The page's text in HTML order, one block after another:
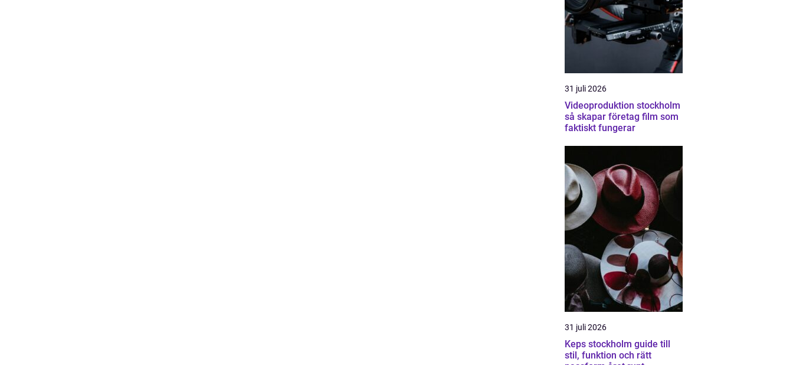
31 juli 2026
Videoproduktion stockholm
så skapar företag film som
faktiskt fungerar
31 juli 2026
Keps stockholm guide till
stil, funktion och rätt